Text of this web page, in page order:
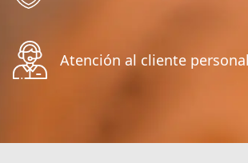
Atención al cliente